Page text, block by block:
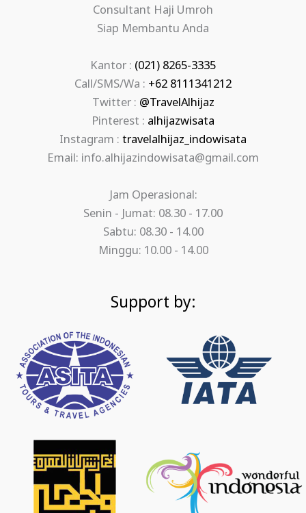
Consultant Haji Umroh
Siap Membantu Anda
Kantor : (021) 8265-3335
Call/SMS/Wa : +62 8111341212
Twitter : @TravelAlhijaz
Pinterest : alhijazwisata
Instagram : travelalhijaz_indowisata
Email: info.alhijazindowisata@gmail.com
Jam Operasional:
Senin - Jumat: 08.30 - 17.00
Sabtu: 08.30 - 14.00
Minggu: 10.00 - 14.00
Support by: